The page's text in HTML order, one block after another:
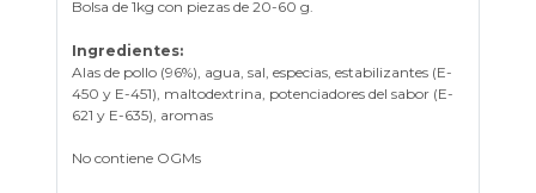
Bolsa de 1kg con piezas de 20-60 g.
Ingredientes:
Alas de pollo (96%), agua, sal, especias, estabilizantes (E-
450 y E-451), maltodextrina, potenciadores del sabor (E-
621 y E-635), aromas
No contiene OGMs